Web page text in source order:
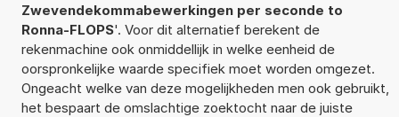
Zwevendekommabewerkingen per seconde to
Ronna-FLOPS'. Voor dit alternatief berekent de
rekenmachine ook onmiddellijk in welke eenheid de
oorspronkelijke waarde specifiek moet worden omgezet.
Ongeacht welke van deze mogelijkheden men ook gebruikt,
het bespaart de omslachtige zoektocht naar de juiste